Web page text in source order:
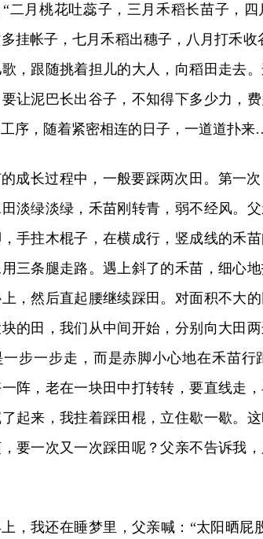
“二月桃花吐蕊子，三月禾稻长苗子，
挂帐子，七月禾稻出穗子，八月打禾
，跟随挑着担儿的大人，向稻田走去
让泥巴长出谷子，不知得下多少力，
序，随着紧密相连的日子，一道道扑
成长过程中，一般要踩两次田。第一
淡绿淡绿，禾苗刚转青，弱不经风。
手拄木棍子，在横成行，竖成线的禾
三条腿走路。遇上斜了的禾苗，细心
，然后直起腰继续踩田。对面积不大
的田，我们从中间开始，分别向大田
一步一步走，而是赤脚小心地在禾苗
阵，老在一块田中打转转，要直线走
起来，我拄着踩田棍，立住歇一歇。
要一次又一次踩田呢？父亲不告诉我
，我还在睡梦里，父亲喊：“太阳晒屁